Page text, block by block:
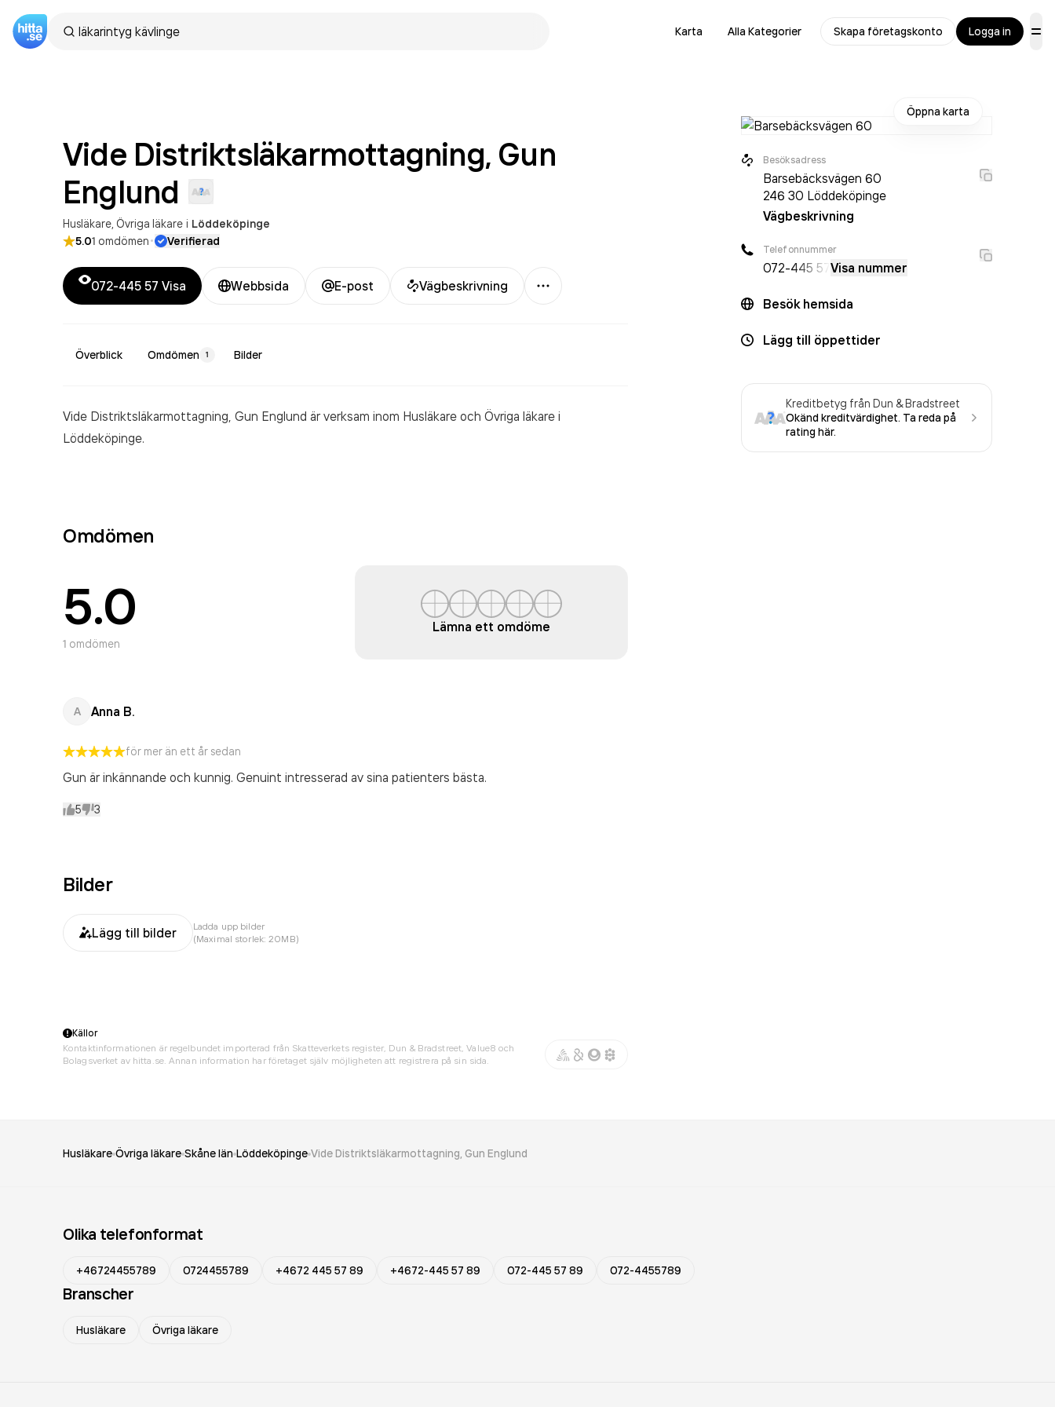
Karta Alla Kategorier Skapa företagskonto Logga in
Vide Distriktsläkarmottagning, Gun
Englund
Husläkare Övriga läkare i Löddeköpinge
5.01 omdömen· Verifierad
072-445 57 Visa Webbsida E-post Vägbeskrivning
Mer
Överblick Omdömen 1 Bilder
Vide Distriktsläkarmottagning, Gun Englund är verksam inom Husläkare och Övriga läkare i
Löddeköpinge.
Omdömen
5.0
1 omdömen
Lämna ett omdöme
A Anna B.
för mer än ett år sedan
Gun är inkännande och kunnig. Genuint intresserad av sina patienters bästa.
5 3
Bilder
Lägg till bilder
Ladda upp bilder
(Maximal storlek: 20MB)
Öppna karta
Besöksadress
Barsebäcksvägen 60
246 30 Löddeköpinge
Vägbeskrivning
Telefonnummer
072-445 57 Visa nummer
Besök hemsida
Lägg till öppettider
Kreditbetyg från Dun & Bradstreet
Okänd kreditvärdighet. Ta reda på
rating här.
Källor
Kontaktinformationen är regelbundet importerad från Skatteverkets register, Dun & Bradstreet, Value8 och
Bolagsverket av hitta.se. Annan information har företaget själv möjligheten att registrera på sin sida.
Husläkare Övriga läkare Skåne län Löddeköpinge Vide Distriktsläkarmottagning, Gun Englund
Olika telefonformat
+46724455789 0724455789 +4672 445 57 89 +4672-445 57 89 072-445 57 89 072-4455789
Branscher
Husläkare Övriga läkare